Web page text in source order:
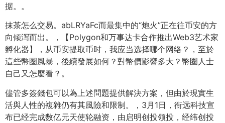
据。。
抹茶怎么交易。abLRYaFc而最集中的“炮火”正在往币安的方
向倾泻而出。，【Polygon和万事达卡合作推出Web3艺术家
孵化器】，从币安提取币时，我应当选择哪个网络？，至於
這些幣圈風暴，後續發展如何？對幣價影響多大？幣圈人士
自己又怎麼看？。
儘管多簽錢包可以為上述問題提供解決方案，但由於現實生
活與人性的複雜仍有其風險和限制。，3月1日，衔远科技宣
布已经完成数亿元天使轮融资，由启明创投领投，经纬创投